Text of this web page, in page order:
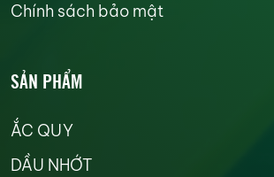
Chính sách bảo mật
SẢN PHẨM
ẮC QUY
DẦU NHỚT